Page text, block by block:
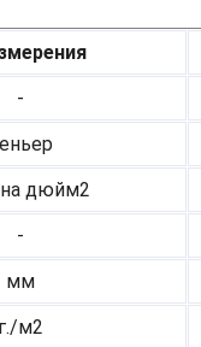
-
дюйм2
-
мм
г./м2